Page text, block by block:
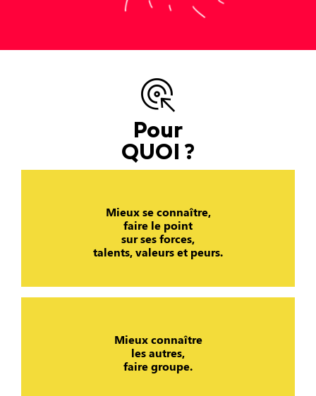
Pour
QUOI ?
Mieux se connaître,
faire le point
sur ses forces,
talents, valeurs et peurs.
Mieux connaître
les autres,
faire groupe.